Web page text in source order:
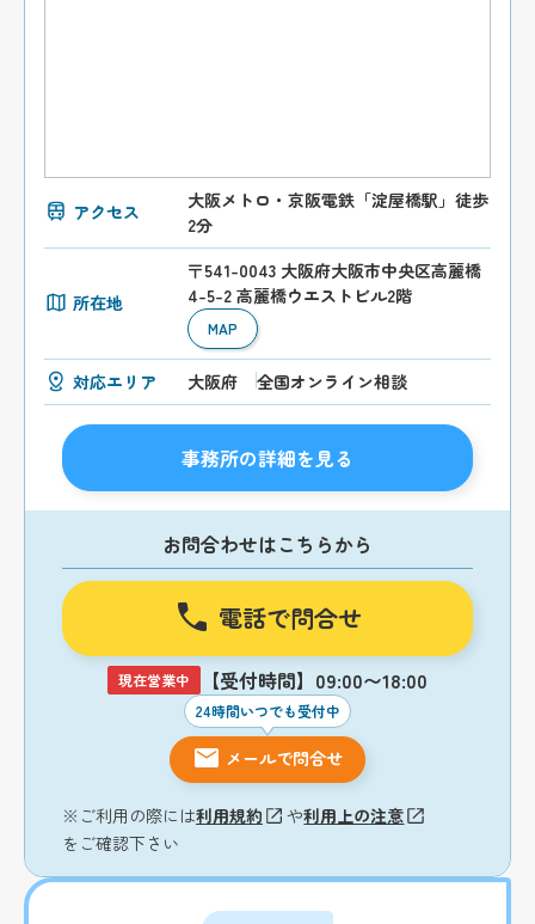
アクセス
大阪メトロ・京阪電鉄「淀屋橋駅」徒歩
2分
所在地
〒541-0043 大阪府大阪市中央区高麗橋
4-5-2 高麗橋ウエストビル2階
MAP
対応エリア 大阪府 全国オンライン相談
事務所の詳細を見る
お問合わせはこちらから
電話で問合せ
現在営業中 【受付時間】09:00〜18:00
24時間いつでも受付中
メールで問合せ
※ご利用の際には利用規約 や利用上の注意
をご確認下さい